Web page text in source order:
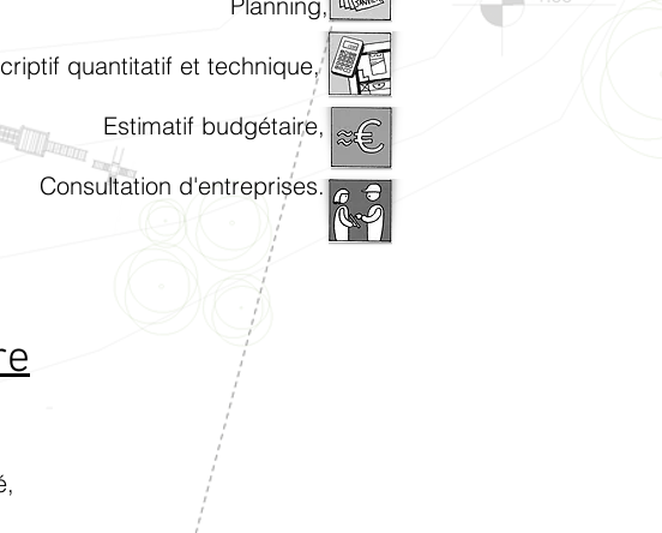
et technique,
budgétaire,
d'entreprises.